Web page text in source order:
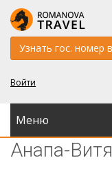
Узнать гос. номер
Войти
Меню
Анапа-